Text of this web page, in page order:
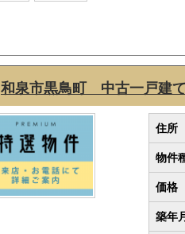
和泉市黒鳥町 中古一戸建て
住所
物件
価格
築年